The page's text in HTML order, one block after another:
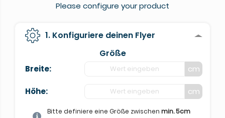
Please configure your product
1. Konfiguriere deinen Flyer
Größe
Breite: cm
Höhe: cm
Bitte definiere eine Größe zwischen min. 5cm